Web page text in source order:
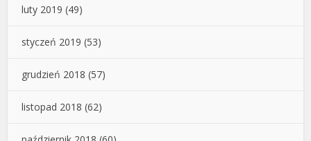
luty 2019 (49)
styczeń 2019 (53)
grudzień 2018 (57)
listopad 2018 (62)